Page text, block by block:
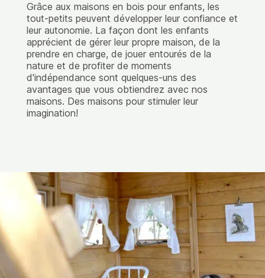
Grâce aux maisons en bois pour enfants, les
tout-petits peuvent développer leur confiance et
leur autonomie. La façon dont les enfants
apprécient de gérer leur propre maison, de la
prendre en charge, de jouer entourés de la
nature et de profiter de moments
d'indépendance sont quelques-uns des
avantages que vous obtiendrez avec nos
maisons. Des maisons pour stimuler leur
imagination!